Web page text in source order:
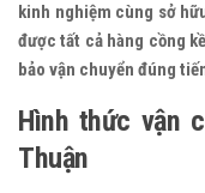
kinh nghiệm cùng sở
được tất cả hàng cồng
bảo vận chuyển đúng
Hình thức vận
Thuận